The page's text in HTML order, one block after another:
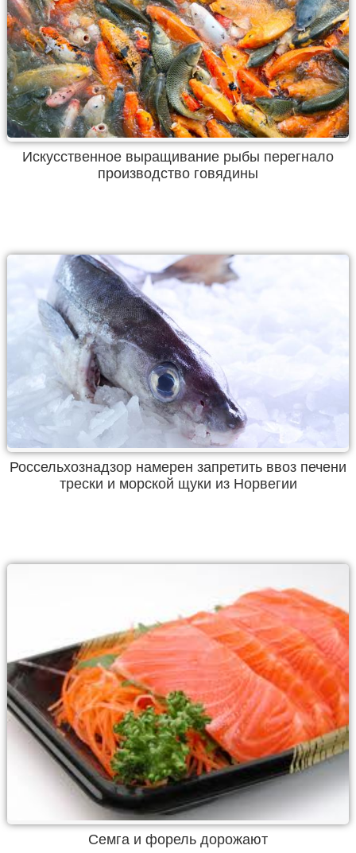
Искусственное выращивание рыбы перегнало
производство говядины
Россельхознадзор намерен запретить ввоз печени
трески и морской щуки из Норвегии
Семга и форель дорожают